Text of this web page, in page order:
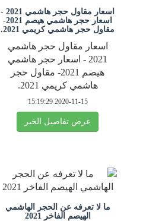
اسعار مقاول حجر هاشمي 2021 -
اسعار حجر هاشمي هيصم 2021-
مقاول حجر هاشمي كريمي 2021.
اسعار مقاول حجر هاشمي
2021 - اسعار حجر هاشمي
هيصم 2021- مقاول حجر
هاشمي كريمي 2021.
2020-11-15 15:19:29
عرض تفاصيل الخبر
ما لا تعرفه عن الحجر الهاشمي
الهيصم الفاخر 2021